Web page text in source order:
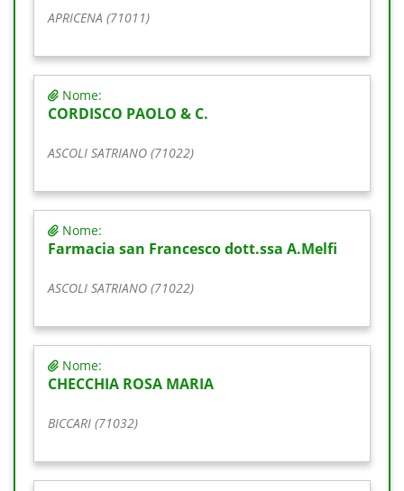
APRICENA (71011)
Nome:
CORDISCO PAOLO & C.
ASCOLI SATRIANO (71022)
Nome:
Farmacia san Francesco dott.ssa A.Melfi
ASCOLI SATRIANO (71022)
Nome:
CHECCHIA ROSA MARIA
BICCARI (71032)